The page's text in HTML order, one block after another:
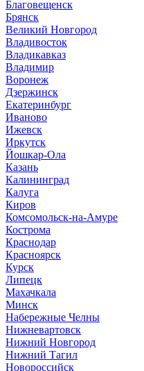
Благовещенск
Брянск
Великий Новгород
Владивосток
Владикавказ
Владимир
Воронеж
Дзержинск
Екатеринбург
Иваново
Ижевск
Иркутск
Йошкар-Ола
Казань
Калининград
Калуга
Киров
Комсомольск-на-Амуре
Кострома
Краснодар
Красноярск
Курск
Липецк
Махачкала
Минск
Набережные Челны
Нижневартовск
Нижний Новгород
Нижний Тагил
Новороссийск